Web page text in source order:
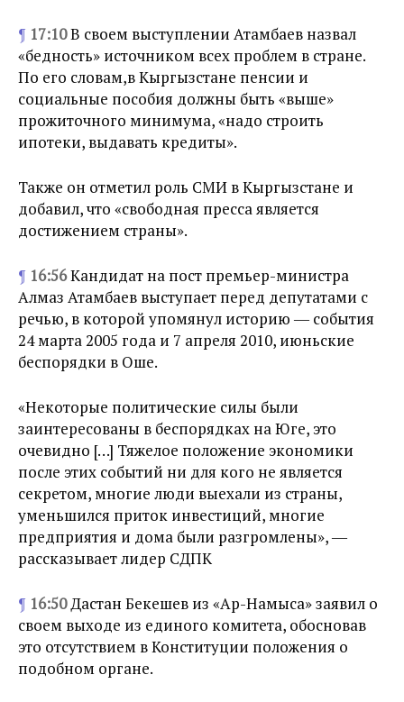
¶ 17:10В своем выступлении Атамбаев назвал
«бедность» источником всех проблем в стране.
По его словам,в Кыргызстане пенсии и
социальные пособия должны быть «выше»
прожиточного минимума, «надо строить
ипотеки, выдавать кредиты».
Также он отметил роль СМИ в Кыргызстане и
добавил, что «свободная пресса является
достижением страны».
¶ 16:56Кандидат на пост премьер-министра
Алмаз Атамбаев выступает перед депутатами с
речью, в которой упомянул историю ― события
24 марта 2005 года и 7 апреля 2010, июньские
беспорядки в Оше.
«Некоторые политические силы были
заинтересованы в беспорядках на Юге, это
очевидно […] Тяжелое положение экономики
после этих событий ни для кого не является
секретом, многие люди выехали из страны,
уменьшился приток инвестиций, многие
предприятия и дома были разгромлены», ―
рассказывает лидер СДПК
¶ 16:50Дастан Бекешев из «Ар-Намыса» заявил о
своем выходе из единого комитета, обосновав
это отсутствием в Конституции положения о
подобном органе.